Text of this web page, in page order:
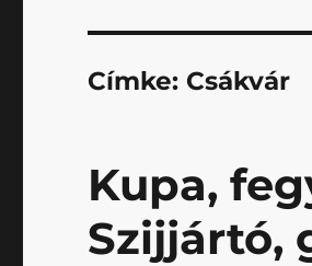
Címke: Csákvár
Kupa,
Szijjártó,